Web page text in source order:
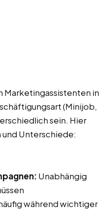
Marketingassistenten in
(Minijob,
sein. Hier
Unterschiede:
Unabhängig
während wichtiger